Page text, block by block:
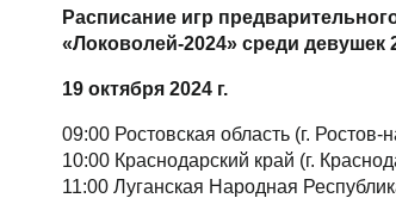
Расписание игр
«Локоволей-2024» среди девушек
19 октября 2024 г.
09:00 Ростовская область (г.
10:00 Краснодарский край (г.
11:00 Луганская Народная